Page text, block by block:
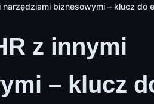
biznesowymi – klucz do
z innymi
– klucz